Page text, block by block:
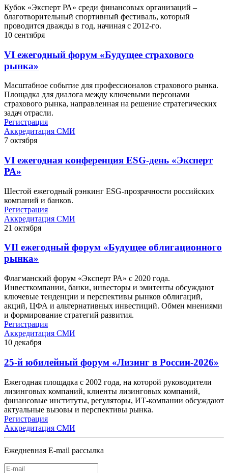
Кубок «Эксперт РА» среди финансовых организаций –
благотворительный спортивный фестиваль, который
проводится дважды в год, начиная с 2012-го.
10 сентября
VI ежегодный форум «Будущее страхового
рынка»
Масштабное событие для профессионалов страхового рынка.
Площадка для диалога между ключевыми персонами
страхового рынка, направленная на решение стратегических
задач отрасли.
Регистрация
Аккредитация СМИ
7 октября
VI ежегодная конференция ESG-день «Эксперт
РА»
Шестой ежегодный рэнкинг ESG-прозрачности российских
компаний и банков.
Регистрация
Аккредитация СМИ
21 октября
VII ежегодный форум «Будущее облигационного
рынка»
Флагманский форум «Эксперт РА» с 2020 года.
Инвесткомпании, банки, инвесторы и эмитенты обсуждают
ключевые тенденции и перспективы рынков облигаций,
акций, ЦФА и альтернативных инвестиций. Обмен мнениями
и формирование стратегий развития.
Регистрация
Аккредитация СМИ
10 декабря
25-й юбилейный форум «Лизинг в России-2026»
Ежегодная площадка с 2002 года, на которой руководители
лизинговых компаний, клиенты лизинговых компаний,
финансовые институты, регуляторы, ИТ-компании обсуждают
актуальные вызовы и перспективы рынка.
Регистрация
Аккредитация СМИ
Ежедневная E-mail рассылка